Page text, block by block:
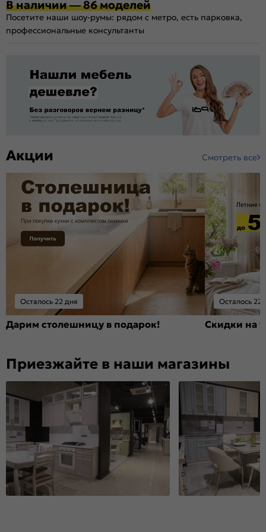
В наличии — 86 моделей
Посетите наши шоу-румы: рядом с метро, есть парковка,
профессиональные консультанты
Акции Смотреть все
Осталось 22 дня
Дарим столешницу в подарок!
Осталось 22
Скидки на
Приезжайте в наши магазины